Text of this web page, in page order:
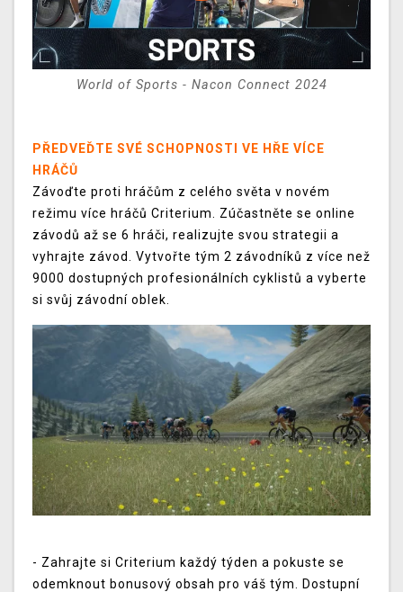
World of Sports - Nacon Connect 2024
PŘEDVEĎTE SVÉ SCHOPNOSTI VE HŘE VÍCE
HRÁČŮ
Závoďte proti hráčům z celého světa v novém
režimu více hráčů Criterium. Zúčastněte se online
závodů až se 6 hráči, realizujte svou strategii a
vyhrajte závod. Vytvořte tým 2 závodníků z více než
9000 dostupných profesionálních cyklistů a vyberte
si svůj závodní oblek.
- Zahrajte si Criterium každý týden a pokuste se
odemknout bonusový obsah pro váš tým. Dostupní